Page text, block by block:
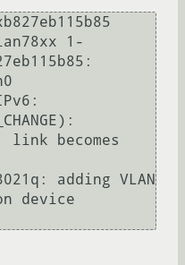
1-
link becomes
adding VLAN
device